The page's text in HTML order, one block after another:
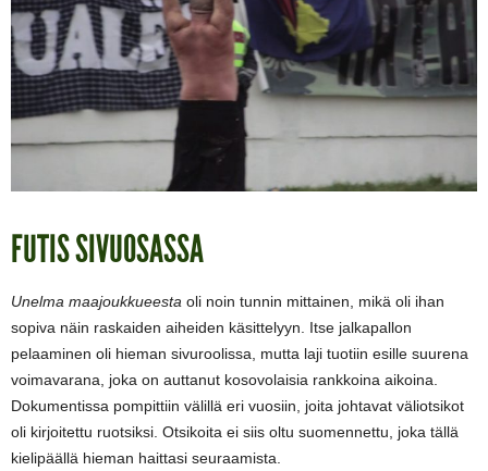
FUTIS SIVUOSASSA
Unelma maajoukkueesta oli noin tunnin mittainen, mikä oli ihan
sopiva näin raskaiden aiheiden käsittelyyn. Itse jalkapallon
pelaaminen oli hieman sivuroolissa, mutta laji tuotiin esille suurena
voimavarana, joka on auttanut kosovolaisia rankkoina aikoina.
Dokumentissa pompittiin välillä eri vuosiin, joita johtavat väliotsikot
oli kirjoitettu ruotsiksi. Otsikoita ei siis oltu suomennettu, joka tällä
kielipäällä hieman haittasi seuraamista.